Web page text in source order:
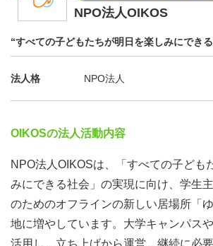
NPO法人OIKOS
“すべての子どもたちが明日を楽しみにでき
法人格 NPO法人
OIKOSの法人活動内容
NPO法人OIKOSは、「すべての子ども
みにできる社会」の実現に向け、学生
のためのオフラインの新しい居場所「
地に増やしています。大学キャンパス
活用し、立ち上げから運営、継続に必